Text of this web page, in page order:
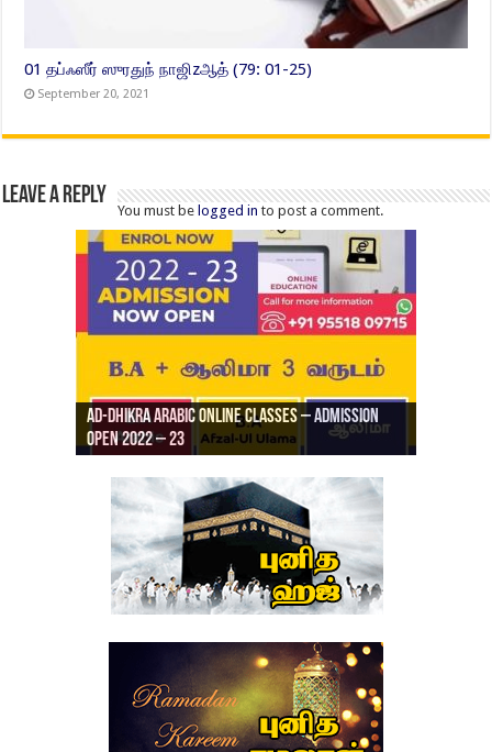
01 தப்ஃஸீர் ஸுரதுந் நாஜிzஆத் (79: 01-25)
September 20, 2021
Leave a Reply
You must belogged in to post a comment.
Ad-Dhikra Arabic Online Classes – Admission
Open 2022 – 23
Ad-Dhikra Arabic Online Classes – BA Arabic
AD DHIKRA ARABIC COLLEGE ADMISSION
ரியாத் ஜும்ஆ தமிழாக்கம், Jamia Al Hajiri
Masjid (Kuwait Masjid), Malaz, Riyadh